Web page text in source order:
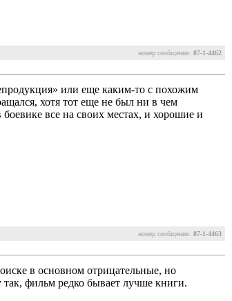
номер сообщения: 87-1-4462
или еще каким-то с похожим
хотя тот еще не был ни в чем
все на своих местах, и хорошие и
номер сообщения: 87-1-4463
в основном отрицательные, но
фильм редко бывает лучше книги.